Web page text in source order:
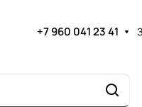
+7 960 041 23 41